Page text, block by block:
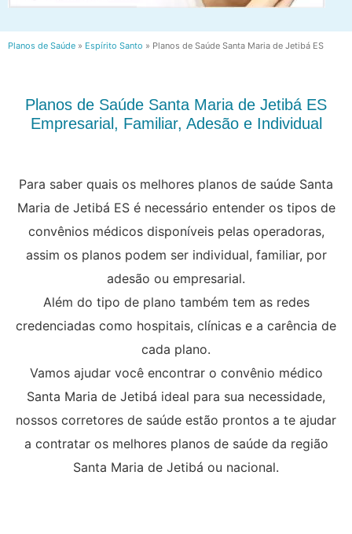
Planos de Saúde » Espírito Santo » Planos de Saúde Santa Maria de Jetibá ES
Planos de Saúde Santa Maria de Jetibá ES
Empresarial, Familiar, Adesão e Individual
Para saber quais os melhores planos de saúde Santa
Maria de Jetibá ES é necessário entender os tipos de
convênios médicos disponíveis pelas operadoras,
assim os planos podem ser individual, familiar, por
adesão ou empresarial.
Além do tipo de plano também tem as redes
credenciadas como hospitais, clínicas e a carência de
cada plano.
Vamos ajudar você encontrar o convênio médico
Santa Maria de Jetibá ideal para sua necessidade,
nossos corretores de saúde estão prontos a te ajudar
a contratar os melhores planos de saúde da região
Santa Maria de Jetibá ou nacional.